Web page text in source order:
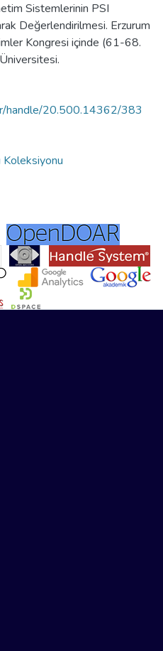
Sistemlerinin PSI
Değerlendirilmesi. Erzurum
Kongresi içinde (61-68.
handle/20.500.14362/383